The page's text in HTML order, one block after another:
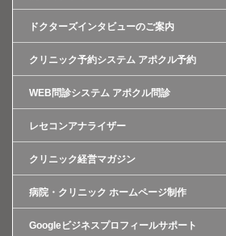
ドクターズインタビューのご案内
クリニック予約システム アポクル予約
WEB問診システム アポクル問診
レセコンアナライザー
クリニック経営マガジン
病院・クリニック ホームページ制作
Googleビジネスプロフィールサポート